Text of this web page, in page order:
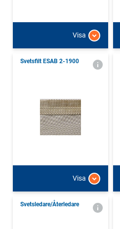
Visa
Svetsfilt ESAB 2-1900
Visa
Svetsledare/Återledare